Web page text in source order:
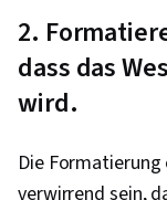
2.
dass das
wird.
Die Formatierung
verwirrend sein,